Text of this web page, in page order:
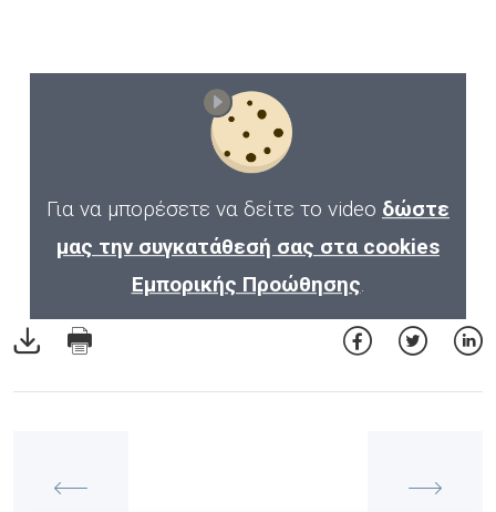
Για να μπορέσετε να δείτε το video δώστε
μας την συγκατάθεσή σας στα cookies
Εμπορικής Προώθησης.